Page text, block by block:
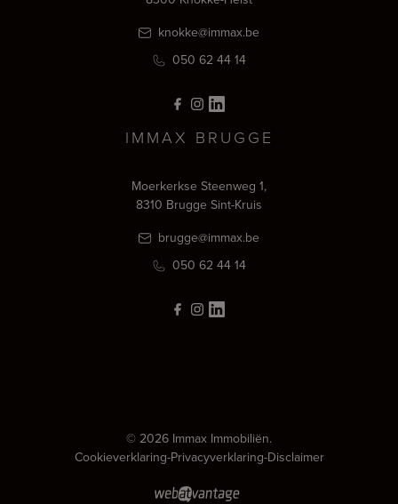
knokke@immax.be
050 62 44 14
IMMAX BRUGGE
Moerkerkse Steenweg 1,
8310 Brugge Sint-Kruis
brugge@immax.be
050 62 44 14
© 2026 Immax Immobiliën.
Cookieverklaring-Privacyverklaring-Disclaimer